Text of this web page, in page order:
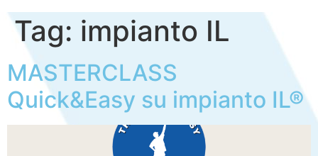
Tag: impianto IL
MASTERCLASS
Quick&Easy su impianto IL®